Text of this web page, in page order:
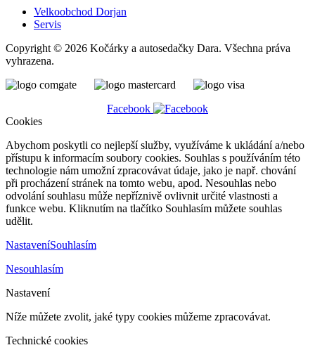
Velkoobchod Dorjan
Servis
Copyright © 2026 Kočárky a autosedačky Dara. Všechna práva
vyhrazena.
Facebook
Cookies
Abychom poskytli co nejlepší služby, využíváme k ukládání a/nebo
přístupu k informacím soubory cookies. Souhlas s používáním této
technologie nám umožní zpracovávat údaje, jako je např. chování
při procházení stránek na tomto webu, apod. Nesouhlas nebo
odvolání souhlasu může nepříznivě ovlivnit určité vlastnosti a
funkce webu. Kliknutím na tlačítko Souhlasím můžete souhlas
udělit.
NastaveníSouhlasím
Nesouhlasím
Nastavení
Níže můžete zvolit, jaké typy cookies můžeme zpracovávat.
Technické cookies